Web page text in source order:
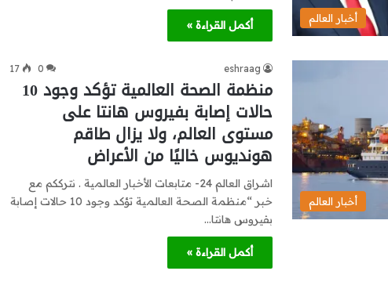
أخبار العالم أكمل القراءة »
أخبار العالم
eshraag
0
17
منظمة الصحة العالمية تؤكد وجود 10
حالات إصابة بفيروس هانتا على
مستوى العالم، ولا يزال طاقم
هونديوس خاليًا من الأعراض
اشراق العالم 24- متابعات الأخبار العالمية . نترككم مع
خبر “منظمة الصحة العالمية تؤكد وجود 10 حالات إصابة
بفيروس هانتا…
أكمل القراءة »